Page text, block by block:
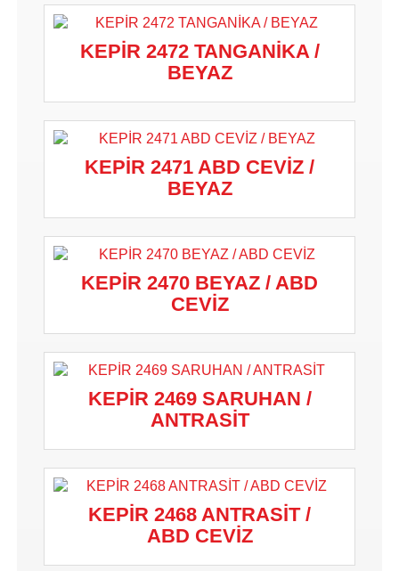
KEPİR 2472 TANGANİKA /
BEYAZ
KEPİR 2471 ABD CEVİZ /
BEYAZ
KEPİR 2470 BEYAZ / ABD
CEVİZ
KEPİR 2469 SARUHAN /
ANTRASİT
KEPİR 2468 ANTRASİT /
ABD CEVİZ